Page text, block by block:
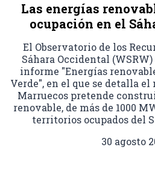
Las energías
ocupación en el
El Observatorio de los
Sáhara Occidental
informe "Energías
Verde", en el que se detalla
Marruecos pretende
renovable, de más de 1000
territorios ocupados del
30 agosto